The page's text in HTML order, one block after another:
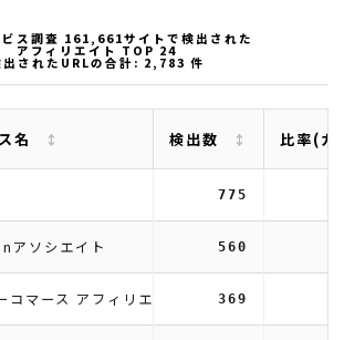
ス調査 161,661サイトで検出された
アフィリエイト TOP 24
出されたURLの合計: 2,783 件
名 検出数 比率(
775
アソシエイト 560
コマース アフィリエイト 369